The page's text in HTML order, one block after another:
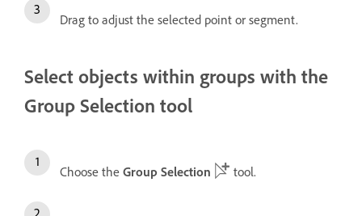
Drag to adjust the selected point or segment.
Select objects within groups with the
Group Selection tool
Choose the Group Selection tool.